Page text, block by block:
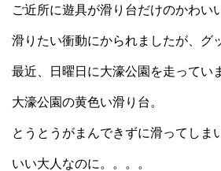
ご近所に遊具が滑り台だけのかわい
滑りたい衝動にかられましたが、グ
最近、日曜日に大濠公園を走ってい
大濠公園の黄色い滑り台。
とうとうがまんできずに滑ってしま
いい大人なのに。。。。